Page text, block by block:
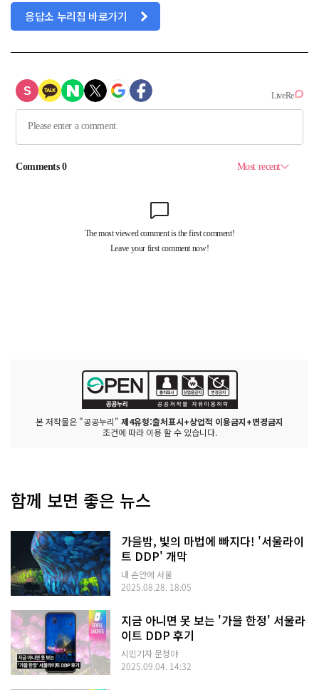
응답소 누리집 바로가기
본 저작물은 "공공누리" 제4유형:출처표시+상업적 이용금지+변경금지
조건에 따라 이용 할 수 있습니다.
함께 보면 좋은 뉴스
가을밤, 빛의 마법에 빠지다! '서울라이
트 DDP' 개막
내 손안에 서울
2025.08.28. 18:05
지금 아니면 못 보는 '가을 한정' 서울라
이트 DDP 후기
시민기자 문청야
2025.09.04. 14:32